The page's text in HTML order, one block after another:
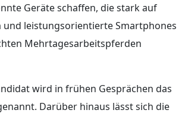
Geräte schaffen, die stark auf
und leistungsorientierte Smartphones
Mehrtagesarbeitspferden
wird in frühen Gesprächen das
Darüber hinaus lässt sich die